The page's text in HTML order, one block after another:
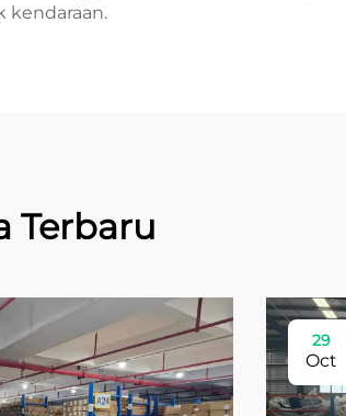
kendaraan.
Terbaru
29
Oct